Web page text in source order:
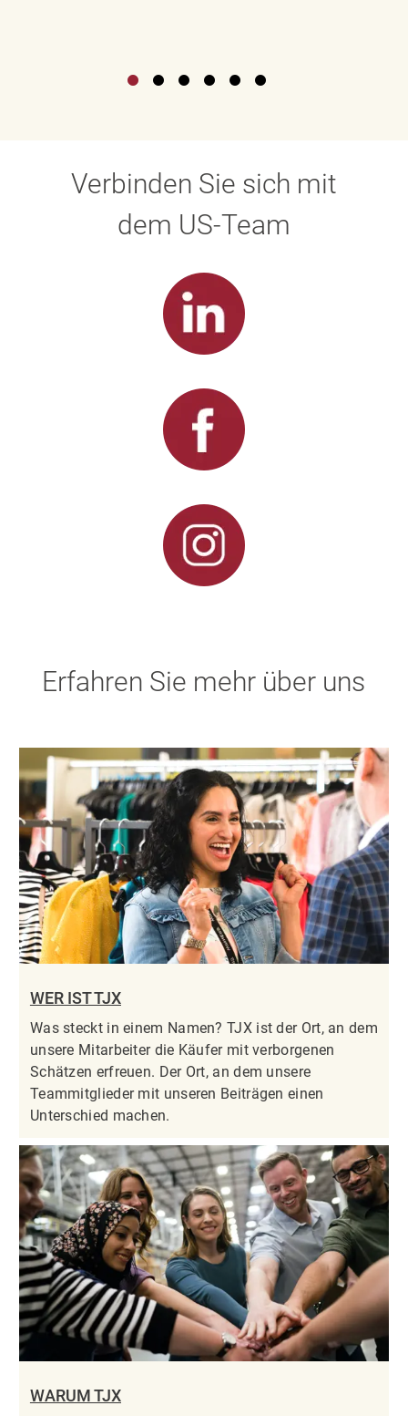
Verbinden Sie sich mit
dem US-Team
Erfahren Sie mehr über uns
WER IST TJX
Was steckt in einem Namen? TJX ist der Ort, an dem
unsere Mitarbeiter die Käufer mit verborgenen
Schätzen erfreuen. Der Ort, an dem unsere
Teammitglieder mit unseren Beiträgen einen
Unterschied machen.
WARUM TJX